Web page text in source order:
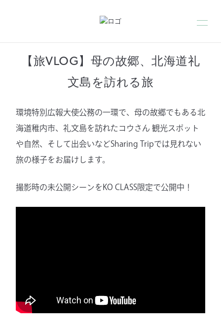
【旅VLOG】母の故郷、北海道礼
文島を訪れる旅
環境特別広報大使公務の一環で、母の故郷でもある北
海道稚内市、礼文島を訪れたコウさん 観光スポット
や自然、そして出会いなどSharing Tripでは見れない
旅の様子をお届けします。
撮影時の未公開シーンをKO CLASS限定で公開中！